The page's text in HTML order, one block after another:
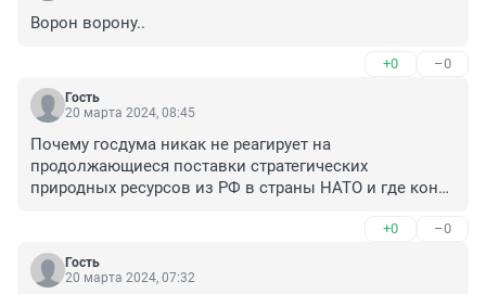
Ворон ворону..
+0 –0
Гость
20 марта 2024, 08:45
Почему госдума никак не реагирует на
продолжающиеся поставки стратегических
природных ресурсов из РФ в страны НАТО и где контр
+0 –0
Гость
20 марта 2024, 07:32